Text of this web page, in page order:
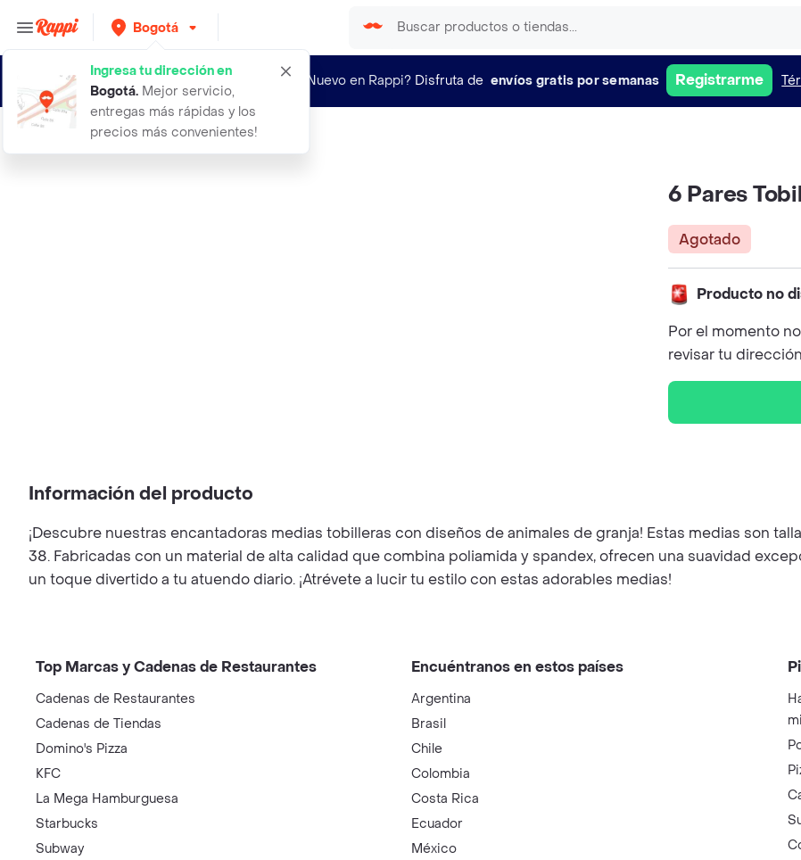
Bogotá
Ingresa tu dirección en
Bogotá. Mejor servicio,
entregas más rápidas y los
precios más convenientes!
¿Nuevo en Rappi? Disfruta de envíos gratis por semanas Registrarme
6 pares tobillera granja animales
6 Pares
Agotado
Producto no
Por el momento
revisar tu
Información del producto
¡Descubre nuestras encantadoras medias tobilleras con diseños de animales de granja! Estas medias son
38. Fabricadas con un material de alta calidad que combina poliamida y spandex, ofrecen una suavidad
un toque divertido a tu atuendo diario. ¡Atrévete a lucir tu estilo con estas adorables medias!
Top Marcas y Cadenas de Restaurantes
Cadenas de Restaurantes
Cadenas de Tiendas
Domino's Pizza
KFC
La Mega Hamburguesa
Starbucks
Subway
Encuéntranos en estos países
Argentina
Brasil
Chile
Colombia
Costa Rica
Ecuador
México
mi